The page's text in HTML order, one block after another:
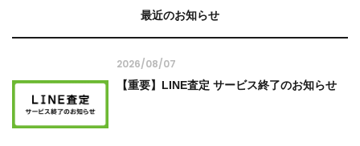
最近のお知らせ
2026/08/07
【重要】LINE査定 サービス終了のお知らせ